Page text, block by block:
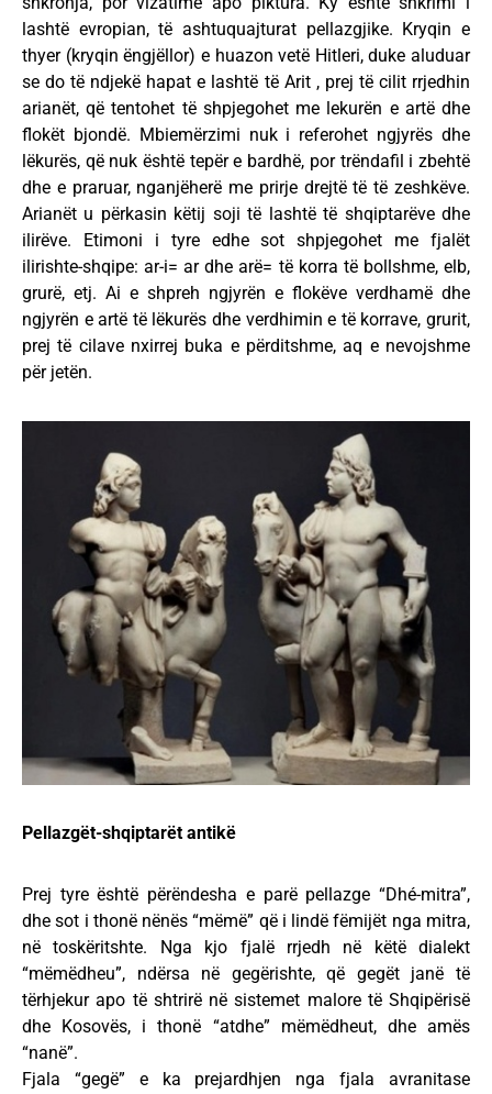
lashtë evropian, të ashtuquajturat pellazgjike. Kryqin e
thyer (kryqin ëngjëllor) e huazon vetë Hitleri, duke aluduar
se do të ndjekë hapat e lashtë të Arit , prej të cilit rrjedhin
arianët, që tentohet të shpjegohet me lekurën e artë dhe
flokët bjondë. Mbiemërzimi nuk i referohet ngjyrës dhe
lëkurës, që nuk është tepër e bardhë, por trëndafil i zbehtë
dhe e praruar, nganjëherë me prirje drejtë të të zeshkëve.
Arianët u përkasin këtij soji të lashtë të shqiptarëve dhe
ilirëve. Etimoni i tyre edhe sot shpjegohet me fjalët
ilirishte-shqipe: ar-i= ar dhe arë= të korra të bollshme, elb,
grurë, etj. Ai e shpreh ngjyrën e flokëve verdhamë dhe
ngjyrën e artë të lëkurës dhe verdhimin e të korrave, grurit,
prej të cilave nxirrej buka e përditshme, aq e nevojshme
për jetën.
Pellazgët-shqiptarët antikë
Prej tyre është përëndesha e parë pellazge “Dhé-mitra”,
dhe sot i thonë nënës “mëmë” që i lindë fëmijët nga mitra,
në toskëritshte. Nga kjo fjalë rrjedh në këtë dialekt
“mëmëdheu”, ndërsa në gegërishte, që gegët janë të
tërhjekur apo të shtrirë në sistemet malore të Shqipërisë
dhe Kosovës, i thonë “atdhe” mëmëdheut, dhe amës
“nanë”.
Fjala “gegë” e ka prejardhjen nga fjala avranitase